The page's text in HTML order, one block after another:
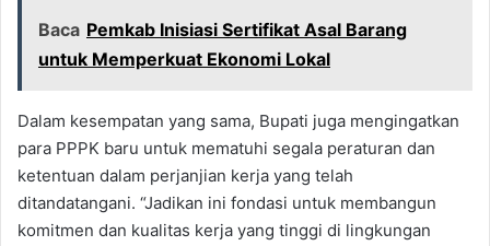
Baca Pemkab Inisiasi Sertifikat Asal Barang
untuk Memperkuat Ekonomi Lokal
Dalam kesempatan yang sama, Bupati juga mengingatkan
para PPPK baru untuk mematuhi segala peraturan dan
ketentuan dalam perjanjian kerja yang telah
ditandatangani. “Jadikan ini fondasi untuk membangun
komitmen dan kualitas kerja yang tinggi di lingkungan